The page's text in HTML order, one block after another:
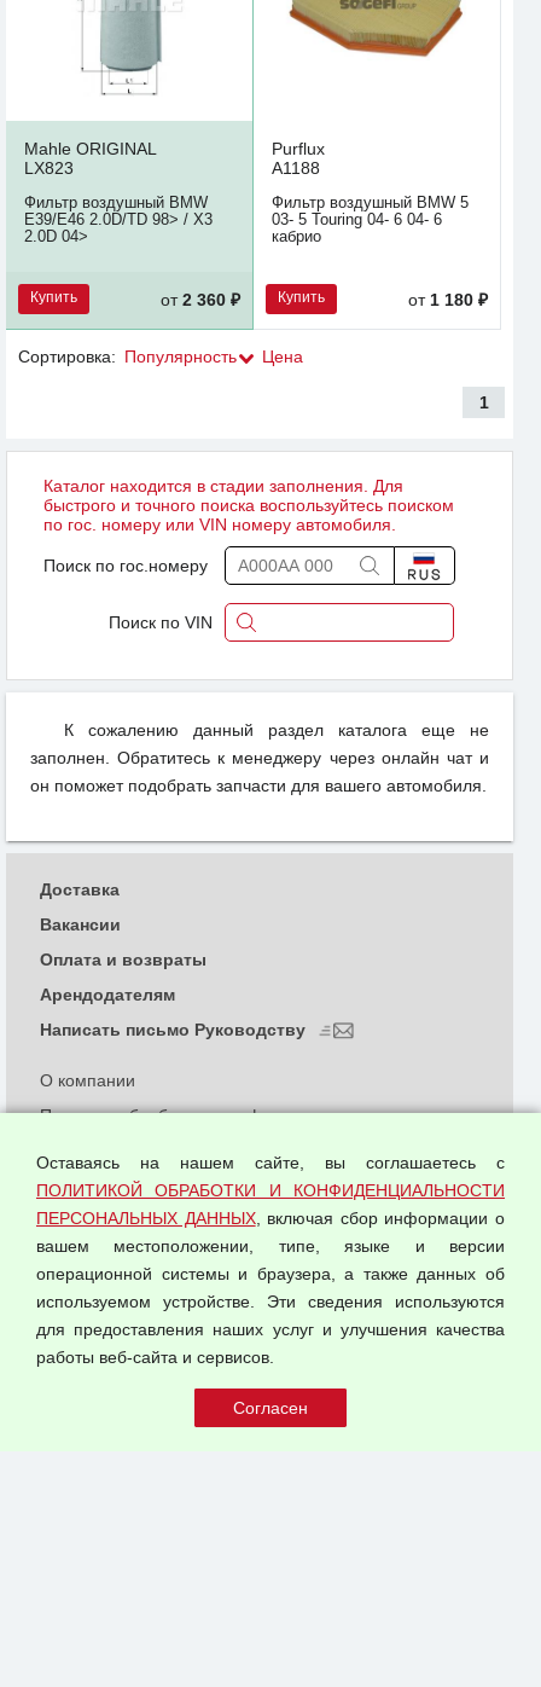
Mahle ORIGINAL
LX823
Фильтр воздушный BMW
E39/E46 2.0D/TD 98> / X3
2.0D 04>
Купить от2 360 ₽
Purflux
A1188
Фильтр воздушный BMW 5
03- 5 Touring 04- 6 04- 6
кабрио
Купить от1 180 ₽
Сортировка: Популярность Цена
1
Каталог находится в стадии заполнения. Для
быстрого и точного поиска воспользуйтесь поиском
по гос. номеру или VIN номеру автомобиля.
Поиск по гос.номеру
Поиск по VIN
К сожалению данный раздел каталога еще не
заполнен. Обратитесь к менеджеру через онлайн чат и
он поможет подобрать запчасти для вашего автомобиля.
© 2026 ООО "Феникс"
О компании
Политика обработки и конфиденциальности
Согласием на обработку персональных данных
Оферта оптовой купли-продажи
Публичная оферта
Доставка
Вакансии
Оплата и возвраты
Арендодателям
Написать письмо Руководству
Оставаясь на нашем сайте, вы соглашаетесь с
ПОЛИТИКОЙ ОБРАБОТКИ И КОНФИДЕНЦИАЛЬНОСТИ
ПЕРСОНАЛЬНЫХ ДАННЫХ, включая сбор информации о
вашем местоположении, типе, языке и версии
операционной системы и браузера, а также данных об
используемом устройстве. Эти сведения используются
для предоставления наших услуг и улучшения качества
работы веб-сайта и сервисов.